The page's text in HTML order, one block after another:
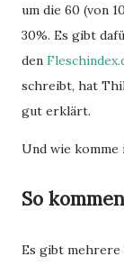
um die 60 (von
30%. Es gibt
den
schreibt, hat
gut erklärt.
Und wie komme
So
Es gibt mehrere